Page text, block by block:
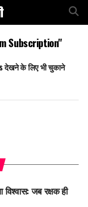
Subscription"
देखने के लिए भी चुकाने
जब रक्षक ही